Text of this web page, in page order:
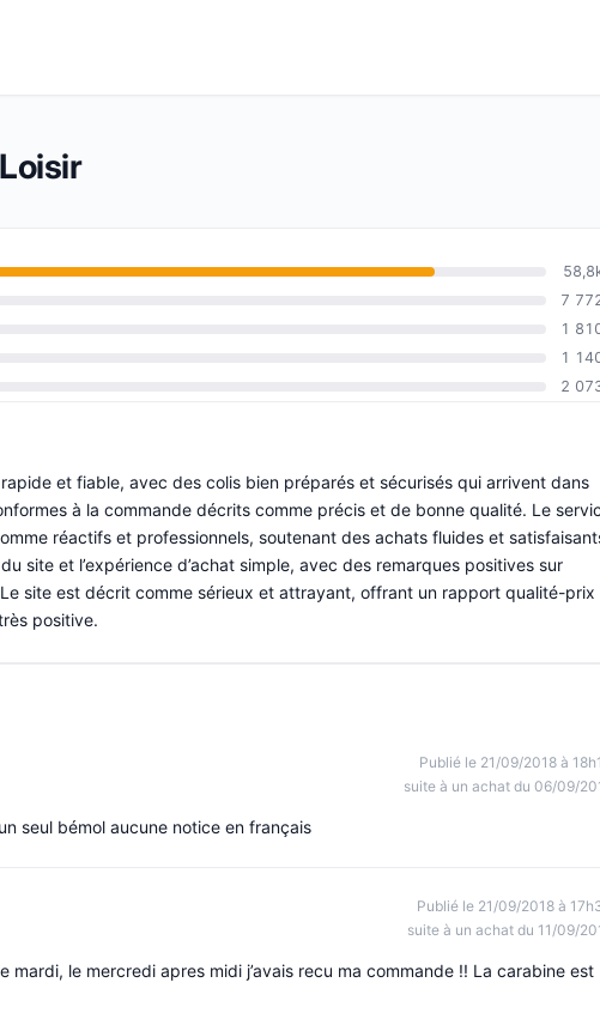
7
1
1
2
et fiable, avec des colis bien préparés et sécurisés qui arrivent dans
à la commande décrits comme précis et de bonne qualité. Le
réactifs et professionnels, soutenant des achats fluides et
site et l’expérience d’achat simple, avec des remarques positives sur
site est décrit comme sérieux et attrayant, offrant un rapport qualité-prix
positive.
Publié le 21/09/2018 à
suite à un achat du 06/09/
seul bémol aucune notice en français
Publié le 21/09/2018 à
suite à un achat du 11/09/
mardi, le mercredi apres midi j’avais recu ma commande !! La carabine est